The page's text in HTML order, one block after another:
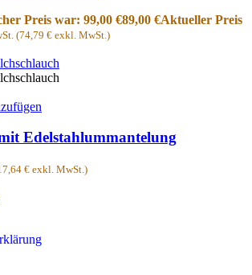
Preis war: 99,00 €89,00 €Aktueller Preis
(74,79 € exkl. MwSt.)
Edelstahlummantelung
€ exkl. MwSt.)